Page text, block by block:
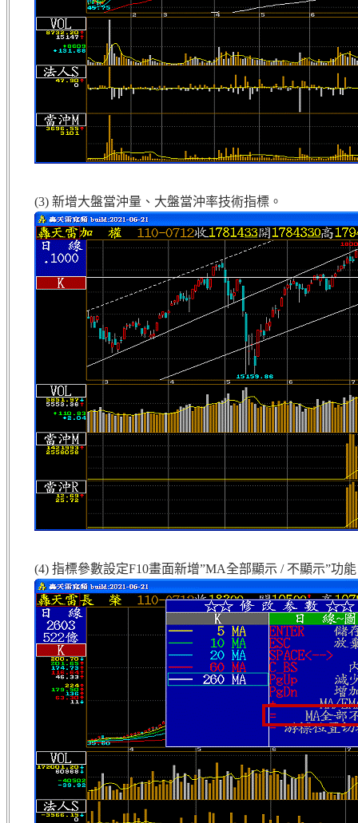
(3) 新增大盤當沖量、大盤當沖率技術指標。
(4) 指標參數設定F10畫面新增”MA全部顯示 / 不顯示”功